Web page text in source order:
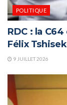
POLITIQUE
RDC : la
Félix
9 JUILLET 2026